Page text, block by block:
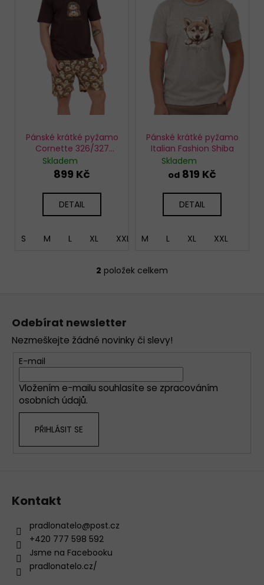
Pánské krátké pyžamo
Cornette 326/327
Forever
Skladem
899 Kč
DETAIL
S M L XL XXL
Pánské krátké pyžamo
Italian Fashion Shiba
Skladem
od 819 Kč
DETAIL
M L XL XXL
O
a
í
p
r
2 položek celkem
Odebírat newsletter
Nezmeškejte žádné novinky či slevy!
E-mail
Vložením e-mailu souhlasíte se zpracováním
osobních údajů.
PŘIHLÁSIT SE
Kontakt
pradlonatelo@post.cz
+420 777 598 592
Jsme na Facebooku
pradlonatelo.cz/